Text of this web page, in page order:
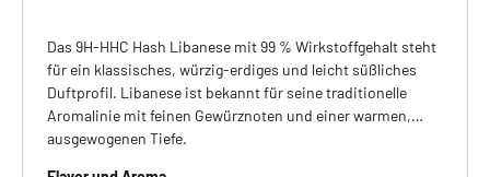
Das 9H-HHC Hash Libanese mit 99 % Wirkstoffgehalt steht
für ein klassisches, würzig-erdiges und leicht süßliches
Duftprofil. Libanese ist bekannt für seine traditionelle
Aromalinie mit feinen Gewürznoten und einer warmen,
ausgewogenen Tiefe.